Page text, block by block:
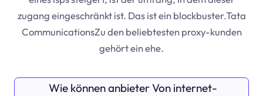
zugang eingeschränkt ist. Das ist ein blockbuster.Tata
CommunicationsZu den beliebtesten proxy-kunden
gehört ein ehe.
Wie können anbieter Von internet-